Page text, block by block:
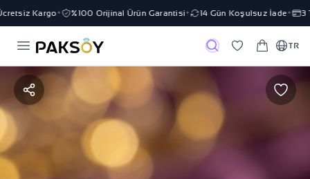
Kargo✦ %100 Orijinal Ürün Garantisi✦ 14 Gün Koşulsuz İade ✦ 3
TR